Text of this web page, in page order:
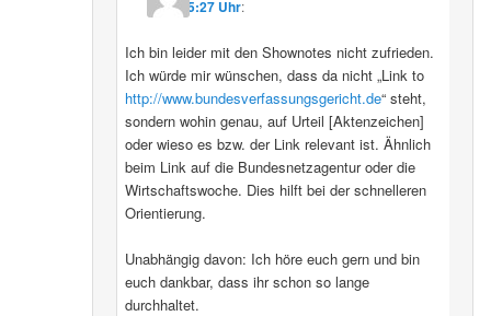
15:27 Uhr:
Ich bin leider mit den Shownotes nicht zufrieden.
Ich würde mir wünschen, dass da nicht „Link to
http://www.bundesverfassungsgericht.de“ steht,
sondern wohin genau, auf Urteil [Aktenzeichen]
oder wieso es bzw. der Link relevant ist. Ähnlich
beim Link auf die Bundesnetzagentur oder die
Wirtschaftswoche. Dies hilft bei der schnelleren
Orientierung.
Unabhängig davon: Ich höre euch gern und bin
euch dankbar, dass ihr schon so lange
durchhaltet.